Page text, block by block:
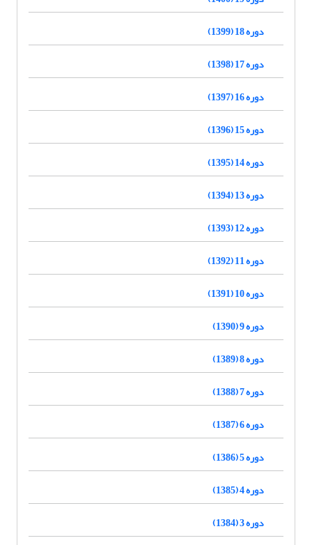
دوره 18 (1399)
دوره 17 (1398)
دوره 16 (1397)
دوره 15 (1396)
دوره 14 (1395)
دوره 13 (1394)
دوره 12 (1393)
دوره 11 (1392)
دوره 10 (1391)
دوره 9 (1390)
دوره 8 (1389)
دوره 7 (1388)
دوره 6 (1387)
دوره 5 (1386)
دوره 4 (1385)
دوره 3 (1384)